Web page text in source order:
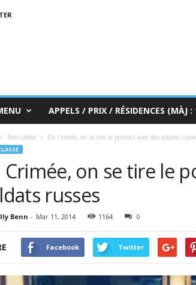
APPELS / PRIX / RÉSIDENCES (MÀJ :
Non classé En Crimée, on se tire le portrait avec des soldats
Crimée, on se tire le
russes
Benn - Mar 11, 2014 1164 0
Facebook Twitter